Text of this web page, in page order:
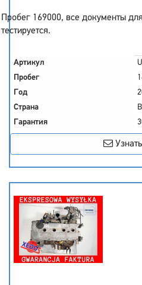
Пробег 169000, все документы
тестируется.
Артикул
Пробег
Год
Страна
Гарантия